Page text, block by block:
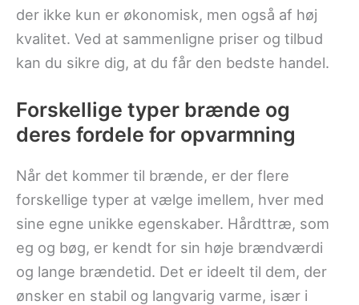
der ikke kun er økonomisk, men også af høj
kvalitet. Ved at sammenligne priser og tilbud
kan du sikre dig, at du får den bedste handel.
Forskellige typer brænde og
deres fordele for opvarmning
Når det kommer til brænde, er der flere
forskellige typer at vælge imellem, hver med
sine egne unikke egenskaber. Hårdttræ, som
eg og bøg, er kendt for sin høje brændværdi
og lange brændetid. Det er ideelt til dem, der
ønsker en stabil og langvarig varme, især i